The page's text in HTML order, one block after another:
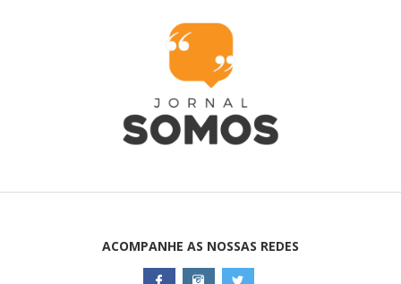
ACOMPANHE AS NOSSAS REDES